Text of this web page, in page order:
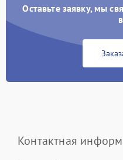
Оставьте заявку, мы
Контактная